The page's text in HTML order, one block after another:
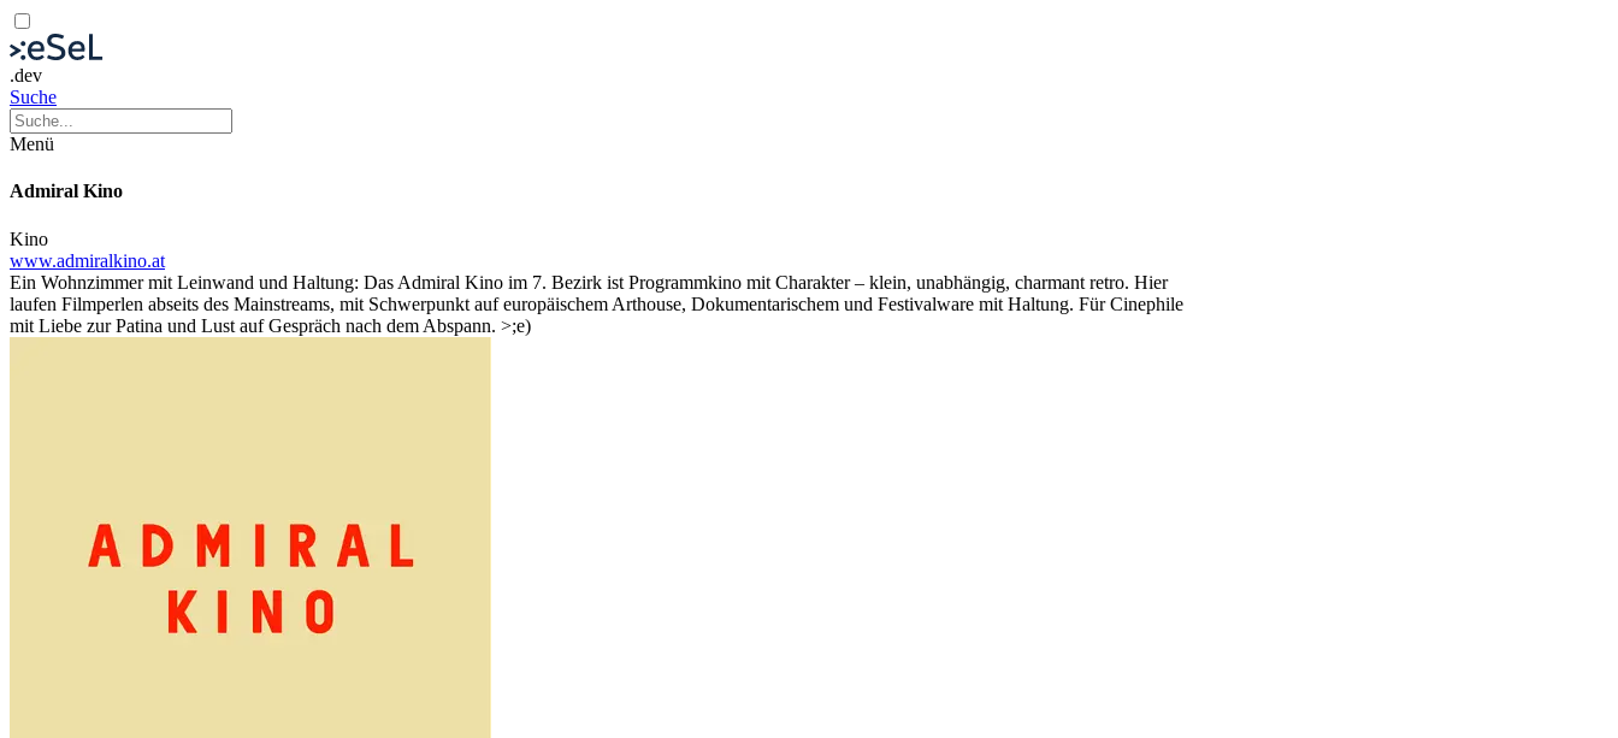
.dev
Suche
Menü
Admiral Kino
Kino
www.admiralkino.at
Ein Wohnzimmer mit Leinwand und Haltung: Das Admiral Kino im 7. Bezirk ist Programmkino mit Charakter – klein, unabhängig, charmant retro. Hier
laufen Filmperlen abseits des Mainstreams, mit Schwerpunkt auf europäischem Arthouse, Dokumentarischem und Festivalware mit Haltung. Für Cinephile
mit Liebe zur Patina und Lust auf Gespräch nach dem Abspann. >;e)